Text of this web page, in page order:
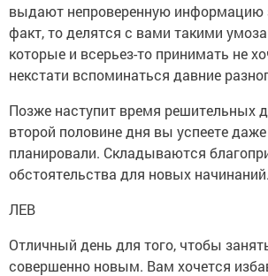
выдают непроверенную информацию
факт, то делятся с вами такими
которые и всерьез-то принимать не
некстати вспоминаться давние
Позже наступит время решительных
второй половине дня вы успеете
планировали. Складываются
обстоятельства для новых начинаний.
ЛЕВ
Отличный день для того, чтобы
совершенно новым. Вам хочется